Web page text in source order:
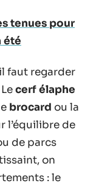
tenues pour
été
faut regarder
cerf élaphe
brocard ou la
l’équilibre de
de parcs
on
: le